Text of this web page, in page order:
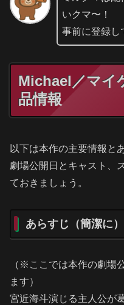
いクマ〜！
事前に登録し
Michael／マイ
品情報
以下は本作の主要情報と
劇場公開日とキャスト、
ておきましょう。
あらすじ（簡潔に）
（※ここでは本作の劇場
ます）
宮近海斗演じる主人公が